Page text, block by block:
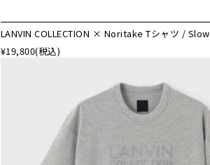
LANVIN COLLECTION × Noritake Tシャツ /
¥19,800(税込)